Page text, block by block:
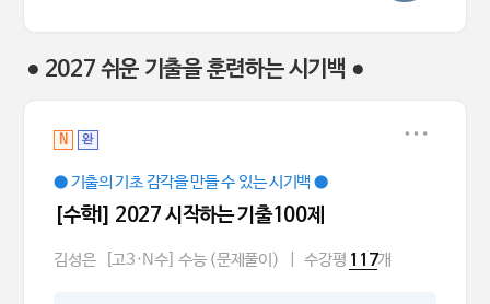
● 2027 쉬운 기출을 훈련하는 시기백 ●
N 완
● 기출의 기초 감각을 만들 수 있는 시기백 ●
[수학l] 2027 시작하는 기출100제
김성은 [고3·N수] 수능 (문제풀이) 수강평 117개